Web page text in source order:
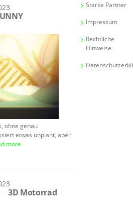
ohne genau
etwas unplant, aber
more
3D Motorrad
Starke Partner
Impressum
Rechtliche
Hinweise